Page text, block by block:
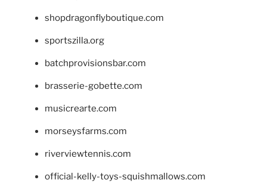
shopdragonflyboutique.com
sportszilla.org
batchprovisionsbar.com
brasserie-gobette.com
musicrearte.com
morseysfarms.com
riverviewtennis.com
official-kelly-toys-squishmallows.com